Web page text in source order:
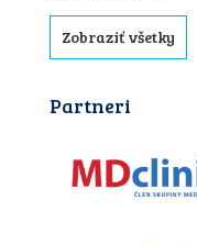
Zobraziť všetky
Partneri